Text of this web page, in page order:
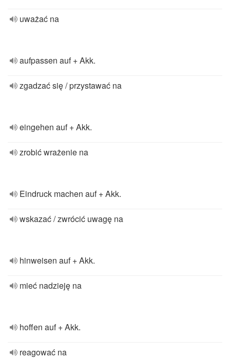
uważać na
aufpassen auf + Akk.
zgadzać się / przystawać na
eingehen auf + Akk.
zrobić wrażenie na
Eindruck machen auf + Akk.
wskazać / zwrócić uwagę na
hinweisen auf + Akk.
mieć nadzieję na
hoffen auf + Akk.
reagować na